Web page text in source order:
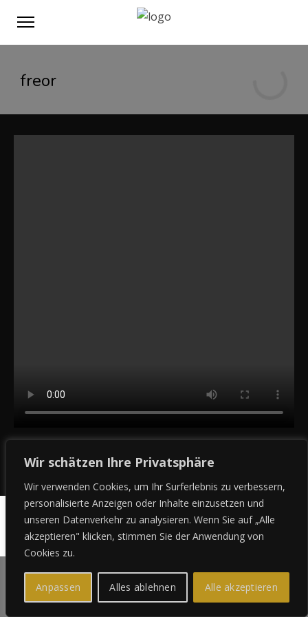
Wir schätzen Ihre Privatsphäre
Wir verwenden Cookies, um Ihr Surferlebnis zu verbessern,
personalisierte Anzeigen oder Inhalte einzusetzen und
unseren Datenverkehr zu analysieren. Wenn Sie auf „Alle
akzeptieren" klicken, stimmen Sie der Anwendung von
Cookies zu.
Anpassen Alles ablehnen Alle akzeptieren
freor
Copyright © 2005-2026